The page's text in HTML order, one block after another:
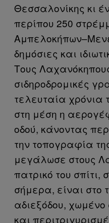
Θεσσαλονίκης κι
περίπου 250
δημόσιες και
Τους
σιδηροδρομικές
τελευταία χρόνια
στη μέση η
οδού, κάνοντας
την τοπογραφία
μεγάλωσε στους
πατρικό του σπίτι,
σήμερα, είναι στο
αδιεξόδου,
και